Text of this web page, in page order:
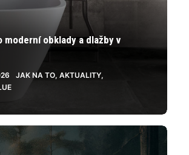
moderní obklady a dlažby v
JAK NA TO, AKTUALITY,